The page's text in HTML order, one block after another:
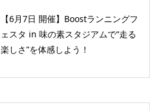
【6月7日 開催】Boostランニングフ
ェスタ in 味の素スタジアムで“走る
楽しさ”を体感しよう！